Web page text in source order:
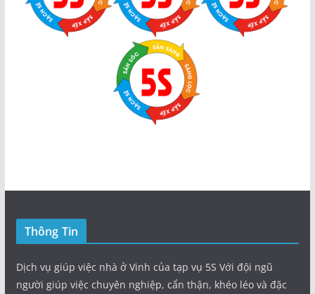
Thông Tin
Dịch vụ giúp việc nhà ở Vinh của tạp vụ 5S Với đội ngũ
người giúp việc chuyên nghiệp, cẩn thận, khéo léo và đặc